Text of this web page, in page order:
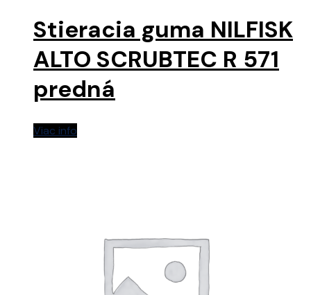
Stieracia guma NILFISK
ALTO SCRUBTEC R 571
predná
Viac info